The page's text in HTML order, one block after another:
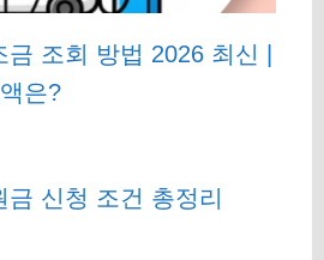
금 조회 방법 2026 최신 |
은?
금 신청 조건 총정리